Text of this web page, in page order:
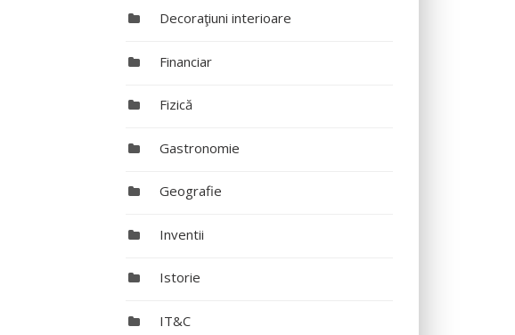
Decoraţiuni interioare
Financiar
Fizică
Gastronomie
Geografie
Inventii
Istorie
IT&C